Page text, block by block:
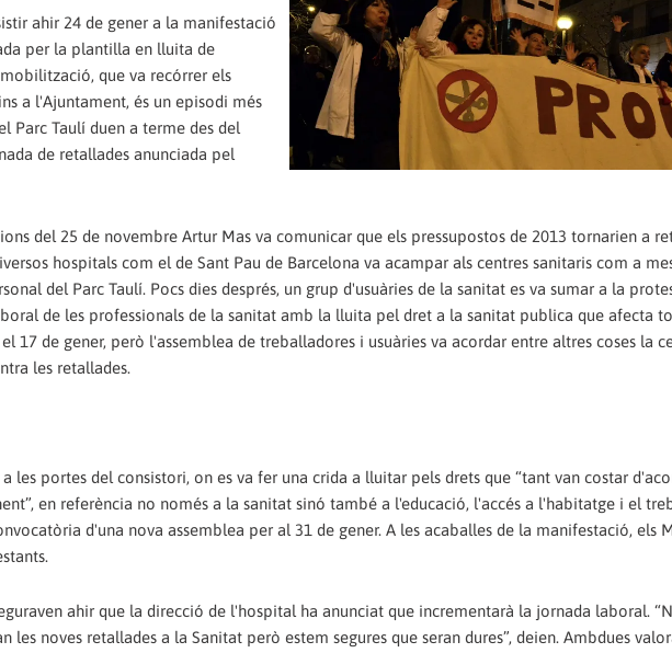
ahir 24 de gener a la manifestació
per la plantilla en lluita de
que va recórrer els
a l'Ajuntament, és un episodi més
Parc Taulí duen a terme des del
de retallades anunciada pel
del 25 de novembre Artur Mas va comunicar que els pressupostos de 2013 tornarien a
hospitals com el de Sant Pau de Barcelona va acampar als centres sanitaris com a
del Parc Taulí. Pocs dies després, un grup d'usuàries de la sanitat es va sumar a la
de les professionals de la sanitat amb la lluita pel dret a la sanitat publica que afecta
17 de gener, però l'assemblea de treballadores i usuàries va acordar entre altres coses la
les retallades.
les portes del consistori, on es va fer una crida a lluitar pels drets que “tant van costar
en referència no només a la sanitat sinó també a l'educació, l'accés a l'habitatge i el
d'una nova assemblea per al 31 de gener. A les acaballes de la manifestació, els
ahir que la direcció de l'hospital ha anunciat que incrementarà la jornada laboral.
les noves retallades a la Sanitat però estem segures que seran dures”, deien. Ambdues